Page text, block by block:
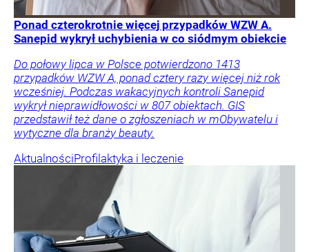
Ponad czterokrotnie więcej przypadków WZW A.
Sanepid wykrył uchybienia w co siódmym obiekcie
Do połowy lipca w Polsce potwierdzono 1413
przypadków WZW A, ponad cztery razy więcej niż rok
wcześniej. Podczas wakacyjnych kontroli Sanepid
wykrył nieprawidłowości w 807 obiektach. GIS
przedstawił też dane o zgłoszeniach w mObywatelu i
wytyczne dla branży beauty.
AktualnościProfilaktyka i leczenie